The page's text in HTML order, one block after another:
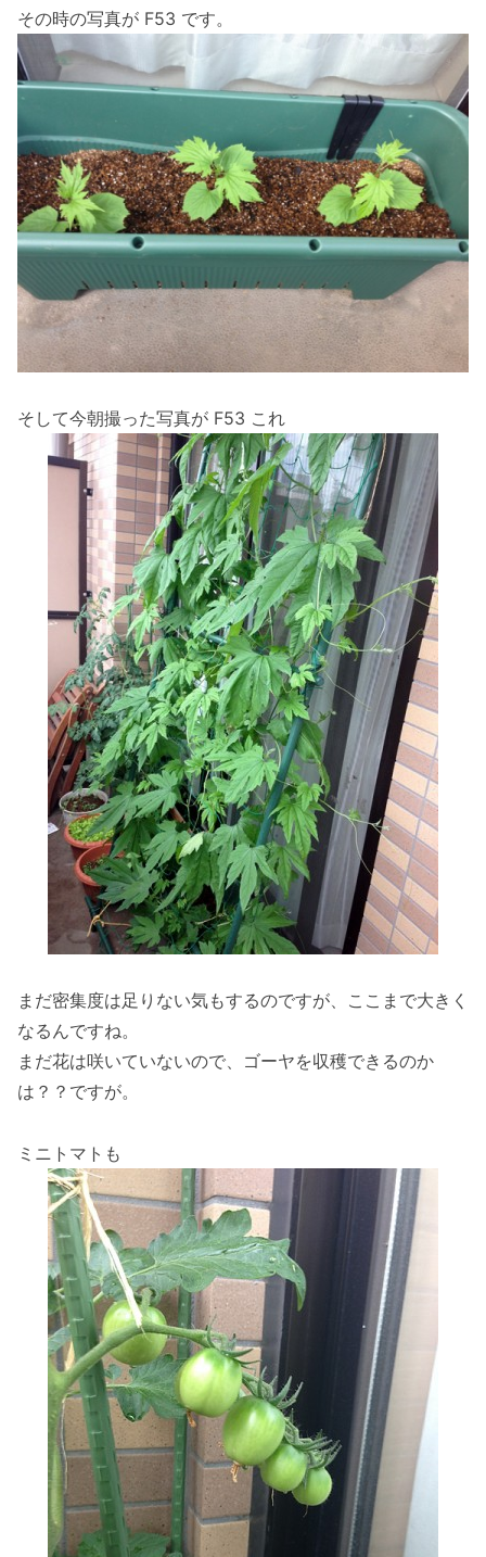
その時の写真が F53 です。
そして今朝撮った写真が F53 これ
まだ密集度は足りない気もするのですが、ここまで大きく
なるんですね。
まだ花は咲いていないので、ゴーヤを収穫できるのか
は？？ですが。
ミニトマトも